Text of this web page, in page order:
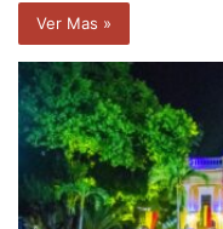
Ver Mas »